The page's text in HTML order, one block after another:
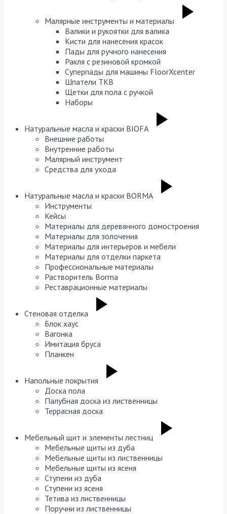
Малярные инструменты и материалы
Валики и рукоятки для валика
Кисти для нанесения красок
Пады для ручного нанесения
Ракля с резиновой кромкой
Суперпады для машины FloorXcenter
Шпатели TKB
Щетки для пола с ручкой
Наборы
Натуральные масла и краски BIOFA
Внешние работы
Внутренние работы
Малярный инструмент
Средства для ухода
Натуральные масла и краски BORMA
Инструменты
Кейсы
Материалы для деревянного домостроения
Материалы для золочения
Материалы для интерьеров и мебели
Материалы для отделки паркета
Профессиональные материалы
Растворитель Borma
Реставрационные материалы
Стеновая отделка
Блок хаус
Вагонка
Имитация бруса
Планкен
Напольные покрытия
Доска пола
Палубная доска из лиственницы
Террасная доска
Мебельный щит и элементы лестниц
Мебельные щиты из дуба
Мебельные щиты из лиственницы
Мебельные щиты из ясеня
Ступени из дуба
Ступени из ясеня
Тетива из лиственницы
Поручни из лиственницы